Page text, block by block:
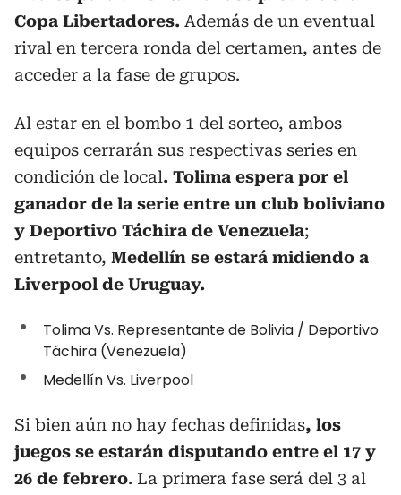
Copa Libertadores. Además de un eventual
rival en tercera ronda del certamen, antes de
acceder a la fase de grupos.
Al estar en el bombo 1 del sorteo, ambos
equipos cerrarán sus respectivas series en
condición de local. Tolima espera por el
ganador de la serie entre un club boliviano
y Deportivo Táchira de Venezuela;
entretanto, Medellín se estará midiendo a
Liverpool de Uruguay.
Tolima Vs. Representante de Bolivia / Deportivo
Táchira (Venezuela)
Medellín Vs. Liverpool
Si bien aún no hay fechas definidas, los
juegos se estarán disputando entre el 17 y
26 de febrero. La primera fase será del 3 al